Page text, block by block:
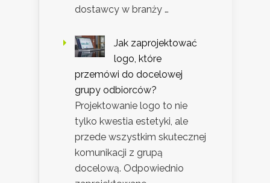
dostawcy w branży …
Jak zaprojektować
logo, które
przemówi do docelowej
grupy odbiorców?
Projektowanie logo to nie
tylko kwestia estetyki, ale
przede wszystkim skutecznej
komunikacji z grupą
docelową. Odpowiednio